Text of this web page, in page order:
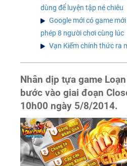
dùng để luyện tập né chiêu
Google mới có game
phép 8 người chơi cùng lúc
Vạn Kiếm chính thức ra
Nhân dịp tựa game
bước vào giai đoạn
10h00 ngày 5/8/2014.